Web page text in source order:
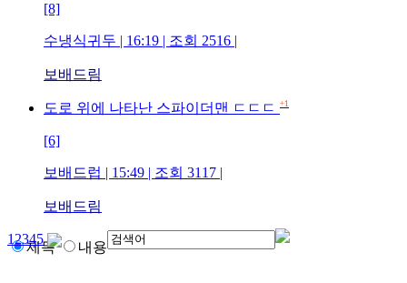
[8]
수냉식귀두 | 16:19 | 조회 2516 |
보배드림
도로 위에 나타난 스파이더맨 ㄷㄷㄷ +1
[6]
보배드럽 | 15:49 | 조회 3117 |
보배드림
12345
제목 내용